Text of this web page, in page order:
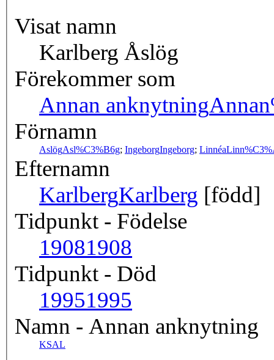
Visat namn
Karlberg Åslög
Förekommer som
Annan anknytning
Förnamn
AslögAsl%C3%B6g; IngeborgIngeborg; Linnéa
Efternamn
KarlbergKarlberg [född]
Tidpunkt - Födelse
19081908
Tidpunkt - Död
19951995
Namn - Annan anknytning
KSAL